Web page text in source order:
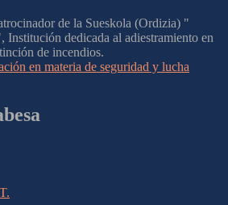
de la Sueskola (Ordizia) "
Institución dedicada al adiestramiento en
de incendios.
en materia de seguridad y lucha